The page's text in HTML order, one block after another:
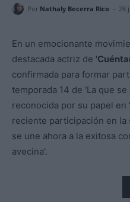
Por Nathaly Becerra Rico - 28
En un emocionante
destacada actriz de
confirmada para formar
temporada 14 de 'La que
reconocida por su papel en
reciente participación en la
se une ahora a la exitosa
avecina'.